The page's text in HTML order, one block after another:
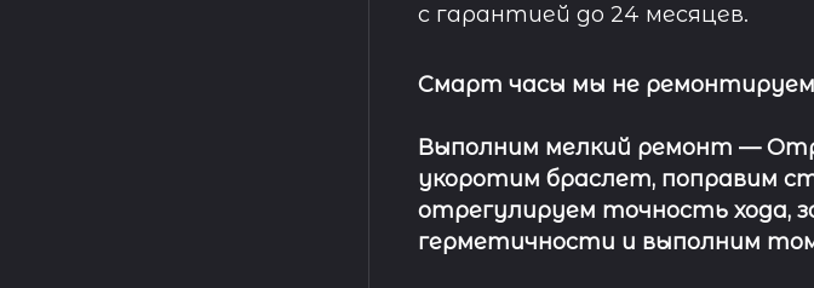
с гарантией до 24 месяцев.
Смарт часы мы не
Выполним мелкий ремонт —
укоротим браслет, поправим
отрегулируем точность хода,
герметичности и выполним